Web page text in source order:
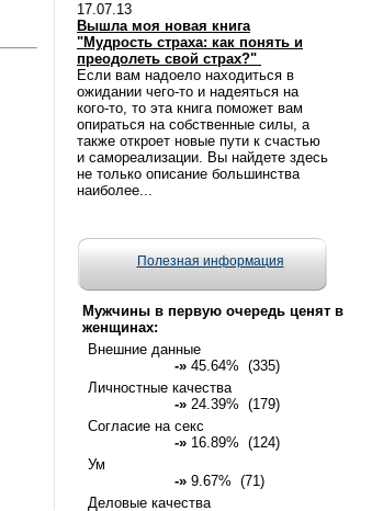
17.07.13
Вышла моя новая книга
"Мудрость страха: как понять и
преодолеть свой страх?"
Если вам надоело находиться в
ожидании чего-то и надеяться на
кого-то, то эта книга поможет вам
опираться на собственные силы, а
также откроет новые пути к счастью
и самореализации. Вы найдете здесь
не только описание большинства
наиболее...
Полезная информация
Мужчины в первую очередь ценят в
женщинах:
Внешние данные
-» 45.64% (335)
Личностные качества
-» 24.39% (179)
Согласие на секс
-» 16.89% (124)
Ум
-» 9.67% (71)
Деловые качества